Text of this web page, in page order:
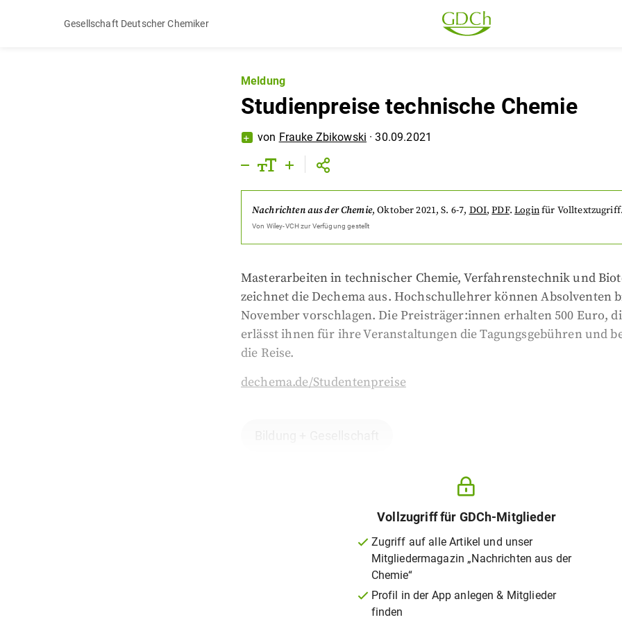
Gesellschaft Deutscher Chemiker
Meldung
Studienpreise technische Chemie
von Frauke Zbikowski ·30.09.2021
Nachrichten aus der Chemie,Oktober 2021, S. 6-7, DOI,PDF. Loginfür Volltextzugriff.
Von Wiley-VCHzur Verfügung gestellt
Masterarbeiten in technischer Chemie, Verfahrenstechnik und
zeichnet die Dechema aus. Hochschullehrer können Absolventen
November vorschlagen. Die Preisträger:innen erhalten 500 Euro,
erlässt ihnen für ihre Veranstaltungen die Tagungsgebühren und
die Reise.
dechema.de/Studentenpreise
Vollzugriff für GDCh-Mitglieder
Zugriff auf alle Artikel und unser
Mitgliedermagazin „Nachrichten aus der
Chemie“
Profil in der App anlegen & Mitglieder
finden